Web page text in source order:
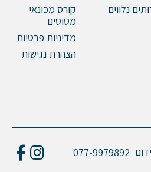
נלווים
קורס מכונאי
מטוסים
מדיניות פרטיות
הצהרת נגישות
077-9979892